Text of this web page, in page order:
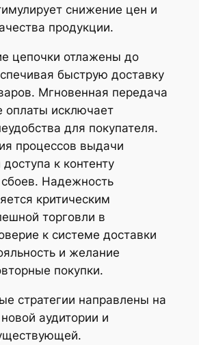
снижение цен и
продукции.
цепочки отлажены до
быструю доставку
Мгновенная передача
оплаты исключает
для покупателя.
процессов выдачи
к контенту
сбоев. Надежность
критическим
торговли в
к системе доставки
и желание
покупки.
стратегии направлены на
аудитории и